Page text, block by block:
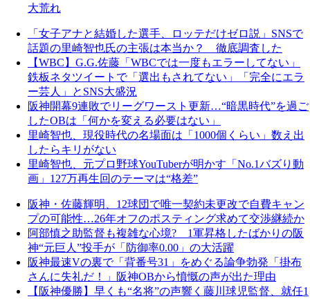
大荒れ
「女子アナと結婚した選手、ロッテだけゼロ説」SNSで
話題の里崎智也氏の主張は本当か？ 徹底調査した
【WBC】G.G.佐藤「WBCでは一度もエラーしてない」
鉄板ネタツイートで「選出もされてない」「完全にエラ
ー芸人」とSNS大盛況
阪神開幕9連敗でリーグワースト更新…“暗黒時代”を過ご
したOBは「何かを変える必要はない」
里崎智也、現役時代の名場面は「1000個くらい」数え出
したらキリがない
里崎智也、元プロ野球YouTuberが明かす「No.1バズり動
画」127万再生回のテーマは“格差”
阪神・佐藤輝明、12球団で唯一契約未更改で自費キャン
プの可能性…26年オフのポスティング求めて交渉継続か
阿部慎之助監督も複雑な心境? 1軍昇格したばかりの阪
神“元巨人”投手が「防御率0.00」の大活躍
阪神最速Vの裏で「背番号31」をめぐる論争勃発「掛布
さんに失礼だ！」阪神OBから憤慨の声が出た理由
【阪神優勝】早くも“名将”の声響く藤川球児監督、就任1